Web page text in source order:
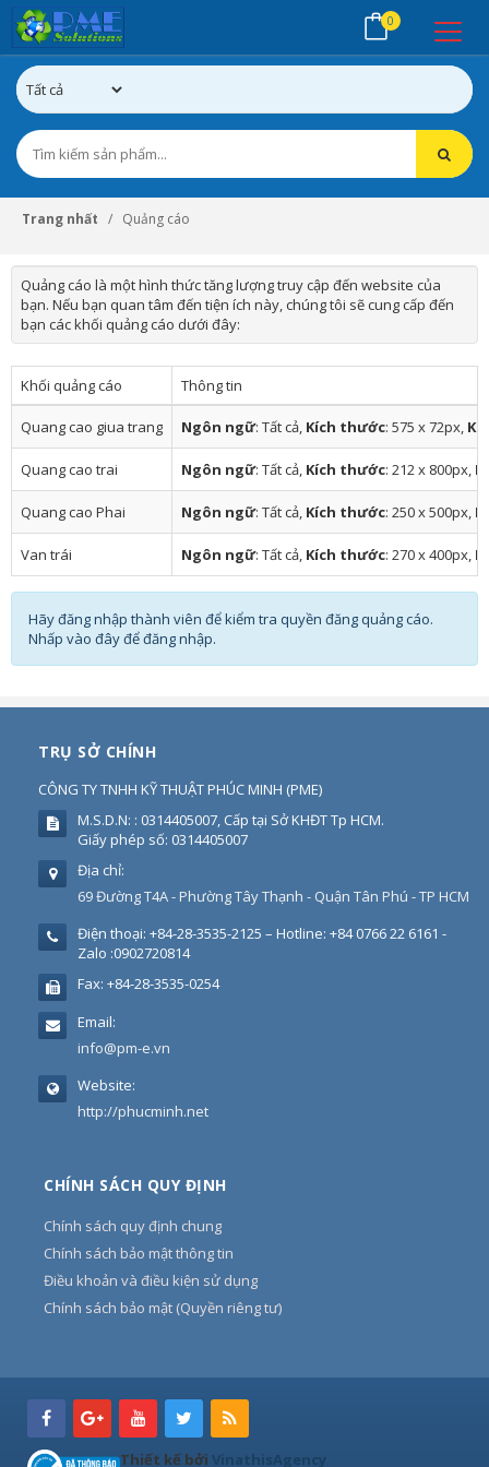
0
Trang nhất Quảng cáo
Quảng cáo là một hình thức tăng lượng truy cập đến website của
bạn. Nếu bạn quan tâm đến tiện ích này, chúng tôi sẽ cung cấp đến
bạn các khối quảng cáo dưới đây:
Khối quảng cáo Thông tin
Quang cao giua trang Ngôn ngữ: Tất cả, Kích thước: 575 x 72px,
Quang cao trai Ngôn ngữ: Tất cả, Kích thước: 212 x 800px,
Quang cao Phai Ngôn ngữ: Tất cả, Kích thước: 250 x 500px,
Van trái Ngôn ngữ: Tất cả, Kích thước: 270 x 400px,
Hãy đăng nhập thành viên để kiểm tra quyền đăng quảng cáo.
Nhấp vào đây để đăng nhập.
TRỤ SỞ CHÍNH
CÔNG TY TNHH KỸ THUẬT PHÚC MINH (PME)
M.S.D.N: : 0314405007, Cấp tại Sở KHĐT Tp HCM.
Giấy phép số: 0314405007
Địa chỉ:
69 Đường T4A - Phường Tây Thạnh - Quận Tân Phú - TP HCM
Điện thoại: +84-28-3535-2125 – Hotline: +84 0766 22 6161 -
Zalo :0902720814
Fax: +84-28-3535-0254
Email:
info@pm-e.vn
Website:
http://phucminh.net
CHÍNH SÁCH QUY ĐỊNH
Chính sách quy định chung
Chính sách bảo mật thông tin
Điều khoản và điều kiện sử dụng
Chính sách bảo mật (Quyền riêng tư)
Thiết kế bởi VinathisAgency